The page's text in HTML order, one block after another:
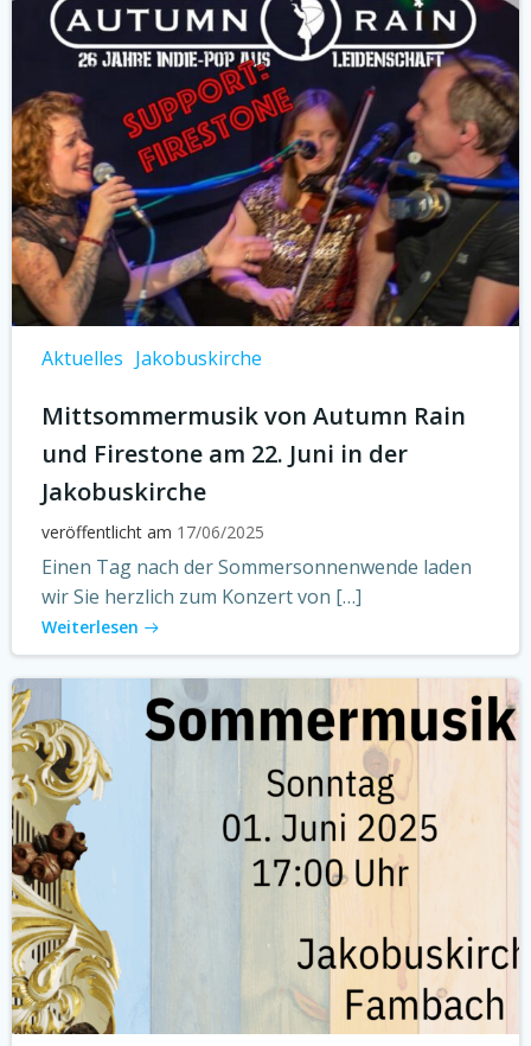
Aktuelles Jakobuskirche
Mittsommermusik von Autumn Rain
und Firestone am 22. Juni in der
Jakobuskirche
veröffentlicht am 17/06/2025
Einen Tag nach der Sommersonnenwende laden
wir Sie herzlich zum Konzert von […]
Weiterlesen